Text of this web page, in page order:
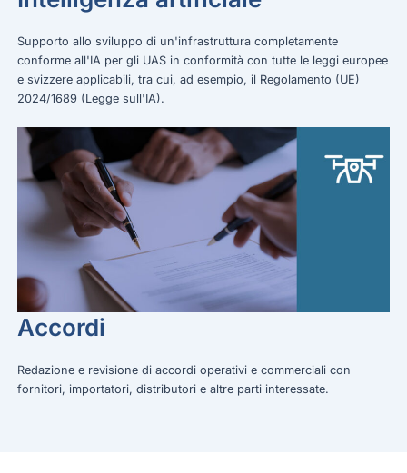
Supporto allo sviluppo di un'infrastruttura completamente
conforme all'IA per gli UAS in conformità con tutte le leggi europee
e svizzere applicabili, tra cui, ad esempio, il Regolamento (UE)
2024/1689 (Legge sull'IA).
Accordi
Redazione e revisione di accordi operativi e commerciali con
fornitori, importatori, distributori e altre parti interessate.